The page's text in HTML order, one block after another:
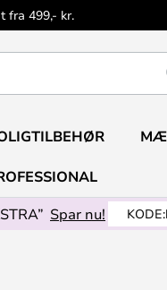
fra 499,- kr.
Spar nu! KODE: